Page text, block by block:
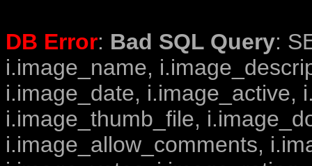
DB Error: Bad SQL Query:
i.image_name,
i.image_date, i.image_active,
i.image_thumb_file,
i.image_allow_comments,